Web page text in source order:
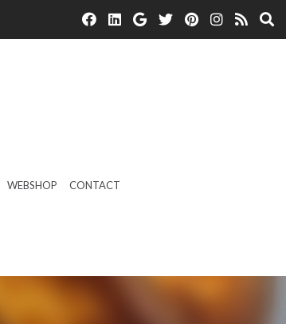
WEBSHOP CONTACT